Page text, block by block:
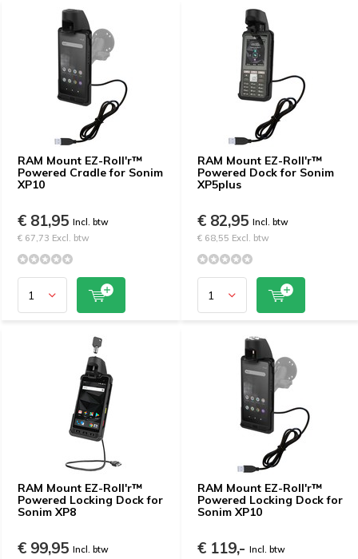
RAM Mount EZ-Roll'r™
Powered Cradle for Sonim
XP10
€ 81,95 Incl. btw
€ 67,73 Excl. btw
RAM Mount EZ-Roll'r™
Powered Dock for Sonim
XP5plus
€ 82,95 Incl. btw
€ 68,55 Excl. btw
RAM Mount EZ-Roll'r™
Powered Locking Dock for
Sonim XP8
€ 99,95 Incl. btw
RAM Mount EZ-Roll'r™
Powered Locking Dock for
Sonim XP10
€ 119,- Incl. btw